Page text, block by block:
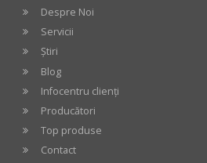
Despre Noi
Servicii
Știri
Blog
Infocentru clienți
Producători
Top produse
Contact